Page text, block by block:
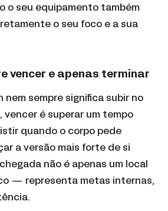
o seu equipamento também
o seu foco e a sua
vencer e apenas terminar
nem sempre significa subir no
vencer é superar um tempo
quando o corpo pede
a versão mais forte de si
não é apenas um local
— representa metas internas,